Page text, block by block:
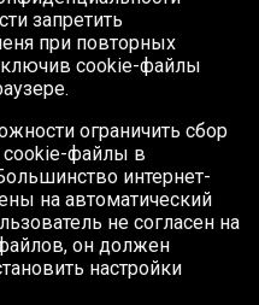
запретить
при повторных
cookie-файлы
ограничить сбор
cookie-файлы в
интернет-
на автоматический
не согласен на
он должен
настройки